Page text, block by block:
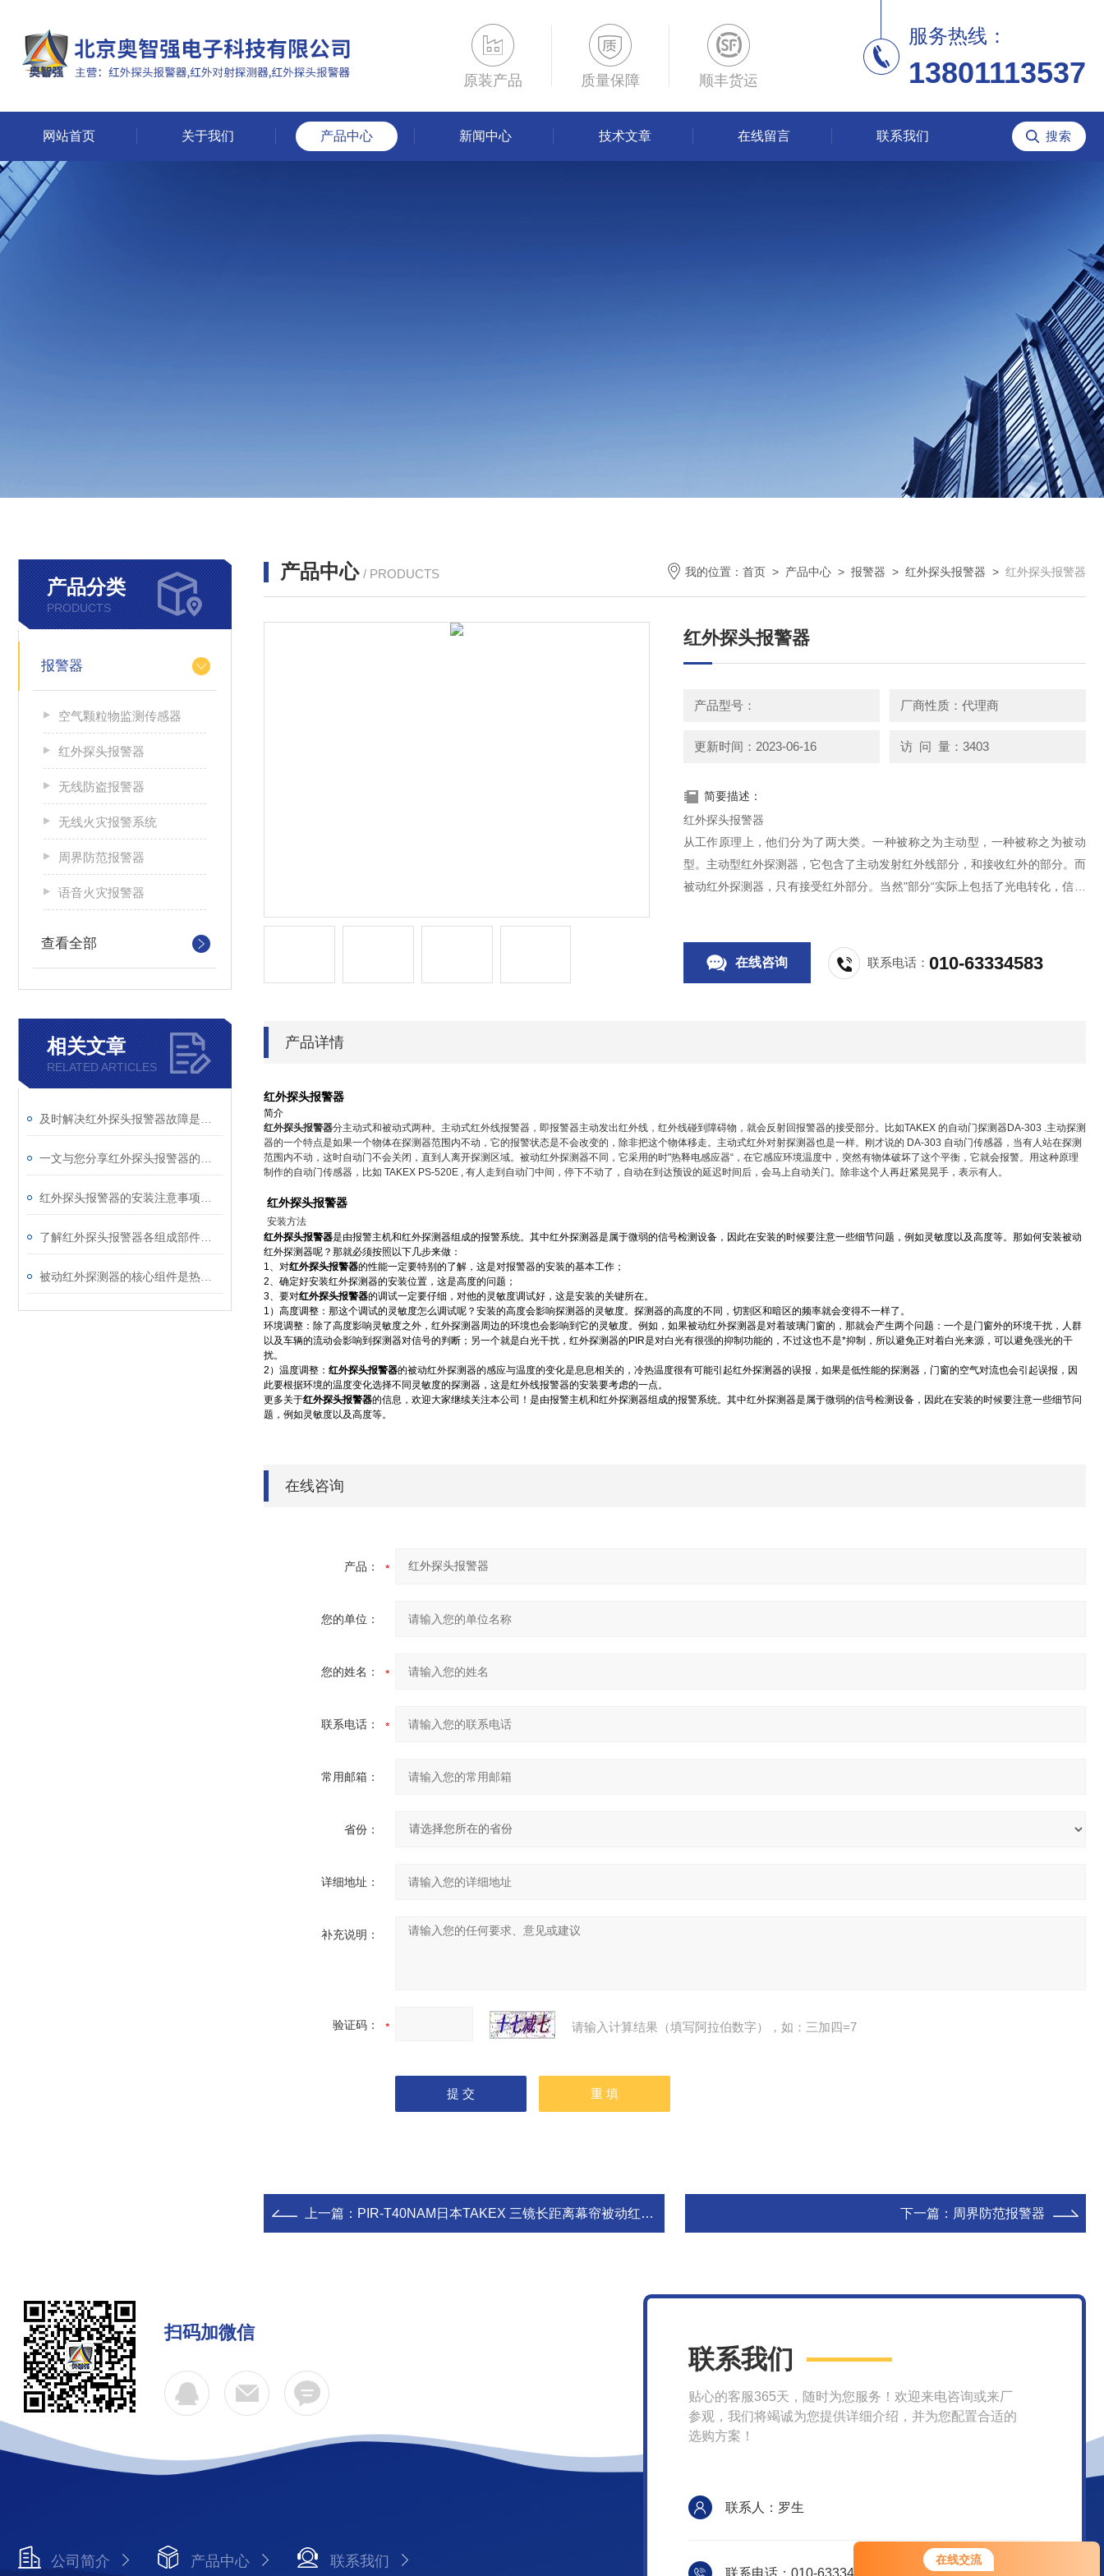
在线交流
原装产品 质量保障 顺丰货运
服务热线：
13801113537
网站首页 关于我们 产品中心 新闻中心 技术文章 在线留言 联系我们
产品分类
PRODUCTS
报警器
空气颗粒物监测传感器
红外探头报警器
无线防盗报警器
无线火灾报警系统
周界防范报警器
语音火灾报警器
查看全部
相关文章
RELATED ARTICLES
产品中心 / PRODUCTS 我的位置： 首页 > 产品中心 > 报警器 > 红外探头报警器 > 红外探头报警器
红外探头报警器
产品型号： 厂商性质：代理商
更新时间：2023-06-16 访 问 量：3403
简要描述：
红外探头报警器
从工作原理上，他们分为了两大类。一种被称之为主动型，一种被称之为被动
型。主动型红外探测器，它包含了主动发射红外线部分，和接收红外的部分。而
被动红外探测器，只有接受红外部分。当然"部分“实际上包括了光电转化，信号
在线咨询 联系电话：010-63334583
产品详情
红外探头报警器
简介
红外探头报警器分主动式和被动式两种。主动式红外线报警器，即报警器主动发出红外线，红外线碰到障碍物，就会反射回报警器的接受部分。比如TAKEX 的自动门探测器DA-303 .主动探测
器的一个特点是如果一个物体在探测器范围内不动，它的报警状态是不会改变的，除非把这个物体移走。主动式红外对射探测器也是一样。刚才说的 DA-303 自动门传感器，当有人站在探测
范围内不动，这时自动门不会关闭，直到人离开探测区域。被动红外探测器不同，它采用的时"热释电感应器“， 在它感应环境温度中，突然有物体破坏了这个平衡，它就会报警。用这种原理
制作的自动门传感器，比如 TAKEX PS-520E , 有人走到自动门中间，停下不动了，自动在到达预设的延迟时间后，会马上自动关门。除非这个人再赶紧晃晃手，表示有人。
红外探头报警器
安装方法
红外探头报警器是由报警主机和红外探测器组成的报警系统。其中红外探测器是属于微弱的信号检测设备，因此在安装的时候要注意一些细节问题，例如灵敏度以及高度等。那如何安装被动
红外探测器呢？那就必须按照以下几步来做：
1、对红外探头报警器的性能一定要特别的了解，这是对报警器的安装的基本工作；
2、确定好安装红外探测器的安装位置，这是高度的问题；
3、要对红外探头报警器的调试一定要仔细，对他的灵敏度调试好，这是安装的关键所在。
1）高度调整：那这个调试的灵敏度怎么调试呢？安装的高度会影响探测器的灵敏度。探测器的高度的不同，切割区和暗区的频率就会变得不一样了。
环境调整：除了高度影响灵敏度之外，红外探测器周边的环境也会影响到它的灵敏度。例如，如果被动红外探测器是对着玻璃门窗的，那就会产生两个问题：一个是门窗外的环境干扰，人群
以及车辆的流动会影响到探测器对信号的判断；另一个就是白光干扰，红外探测器的PIR是对白光有很强的抑制功能的，不过这也不是*抑制，所以避免正对着白光来源，可以避免强光的干
扰。
2）温度调整： 红外探头报警器的被动红外探测器的感应与温度的变化是息息相关的，冷热温度很有可能引起红外探测器的误报，如果是低性能的探测器，门窗的空气对流也会引起误报，因
此要根据环境的温度变化选择不同灵敏度的探测器，这是红外线报警器的安装要考虑的一点。
更多关于红外探头报警器的信息，欢迎大家继续关注本公司！是由报警主机和红外探测器组成的报警系统。其中红外探测器是属于微弱的信号检测设备，因此在安装的时候要注意一些细节问
题，例如灵敏度以及高度等。
在线咨询
产品：
您的单位：
您的姓名：
联系电话：
常用邮箱：
省份：
详细地址：
补充说明：
验证码： 请输入计算结果（填写阿拉伯数字），如：三加四=7
上一篇： PIR-T40NAM日本TAKEX 三镜长距离幕帘被动红外探测器 下一篇： 周界防范报警器
扫码加微信
公司简介 产品中心 联系我们
联系我们
贴心的客服365天，随时为您服务！欢迎来电咨询或来厂
参观，我们将竭诚为您提供详细介绍，并为您配置合适的
选购方案！
联系人：罗生
联系电话：010-63334583